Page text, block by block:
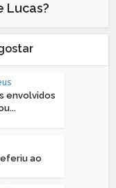
Lucas?
envolvidos
ao